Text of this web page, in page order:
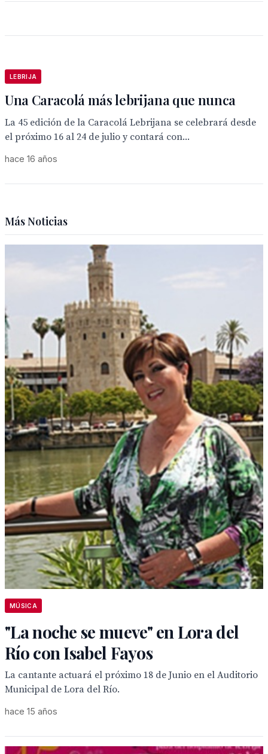
LEBRIJA
Una Caracolá más lebrijana que nunca
La 45 edición de la Caracolá Lebrijana se celebrará desde
el próximo 16 al 24 de julio y contará con...
hace 16 años
Más Noticias
MÚSICA
"La noche se mueve" en Lora del
Río con Isabel Fayos
La cantante actuará el próximo 18 de Junio en el Auditorio
Municipal de Lora del Río.
hace 15 años